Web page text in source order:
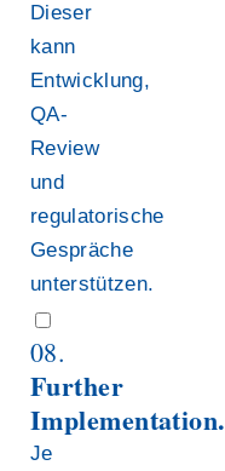
Dieser
kann
Entwicklung,
QA-
Review
und
regulatorische
Gespräche
unterstützen.
08.
Further
Implementation.
Je